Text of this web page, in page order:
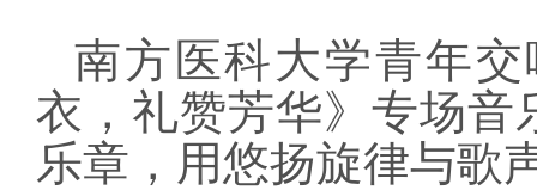
南方医科大学青年
衣，礼赞芳华》专场音
乐章，用悠扬旋律与歌